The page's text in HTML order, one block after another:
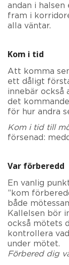
andan i
fram i
alla väntar.
Kom i tid
Att komma
ett dåligt
innebär också
det
för hur andra
Kom i tid till
försenad:
Var förberedd
En vanlig
”kom
både
Kallelsen bör
också mötets
kontrollera
under mötet.
Förbered dig